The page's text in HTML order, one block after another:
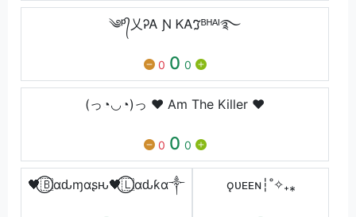
༄ᵖ᭄乂ᎮᎪ Ɲ ᏦᎪℑᴮᴴᴬᴵ࿐
0 0 0
(っ◔◡◔)っ ♥ Am The Killer ♥
0 0 0
🖤⃝🇧αԃɱαʂԋ🖤⃝🇱αԃƙα༒ ǫᴜᴇᴇɴ┆˚✧₊⁎